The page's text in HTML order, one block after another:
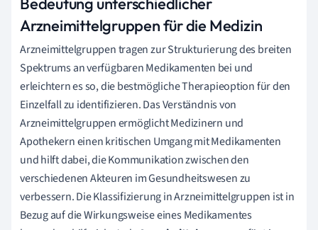
Arzneimittelgruppen für die Medizin
Arzneimittelgruppen tragen zur Strukturierung des breiten
Spektrums an verfügbaren Medikamenten bei und
erleichtern es so, die bestmögliche Therapieoption für den
Einzelfall zu identifizieren. Das Verständnis von
Arzneimittelgruppen ermöglicht Medizinern und
Apothekern einen kritischen Umgang mit Medikamenten
und hilft dabei, die Kommunikation zwischen den
verschiedenen Akteuren im Gesundheitswesen zu
verbessern. Die Klassifizierung in Arzneimittelgruppen ist in
Bezug auf die Wirkungsweise eines Medikamentes